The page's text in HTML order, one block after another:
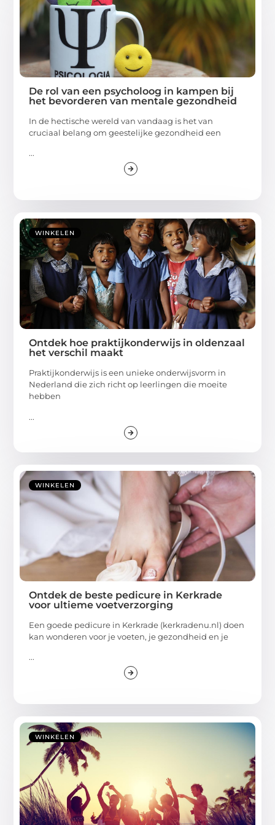
De rol van een psycholoog in kampen bij
het bevorderen van mentale gezondheid
In de hectische wereld van vandaag is het van
cruciaal belang om geestelijke gezondheid een
...
WINKELEN
Ontdek hoe praktijkonderwijs in oldenzaal
het verschil maakt
Praktijkonderwijs is een unieke onderwijsvorm in
Nederland die zich richt op leerlingen die moeite
hebben
...
WINKELEN
Ontdek de beste pedicure in Kerkrade
voor ultieme voetverzorging
Een goede pedicure in Kerkrade (kerkradenu.nl) doen
kan wonderen voor je voeten, je gezondheid en je
...
WINKELEN